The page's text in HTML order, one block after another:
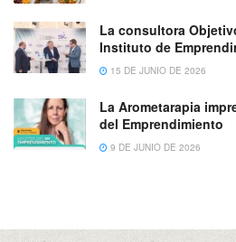
La consultora
Instituto de
15 DE JUNIO DE 2026
La Arometarapia
del Emprendimiento
9 DE JUNIO DE 2026